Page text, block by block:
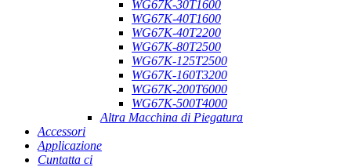
WG67K-30T1600
WG67K-40T1600
WG67K-40T2200
WG67K-80T2500
WG67K-125T2500
WG67K-160T3200
WG67K-200T6000
WG67K-500T4000
Altra Macchina di Piegatura
Accessori
Applicazione
Cuntatta ci